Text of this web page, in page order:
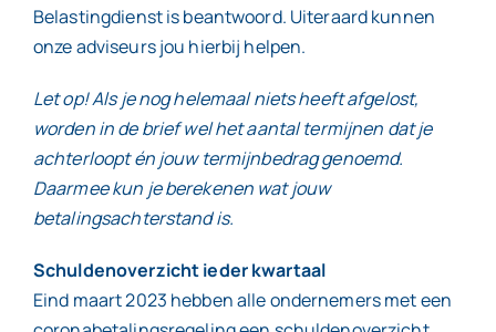
Belastingdienst is beantwoord. Uiteraard kunnen
onze adviseurs jou hierbij helpen.
Let op! Als je nog helemaal niets heeft afgelost,
worden in de brief wel het aantal termijnen dat je
achterloopt én jouw termijnbedrag genoemd.
Daarmee kun je berekenen wat jouw
betalingsachterstand is.
Schuldenoverzicht ieder kwartaal
Eind maart 2023 hebben alle ondernemers met een